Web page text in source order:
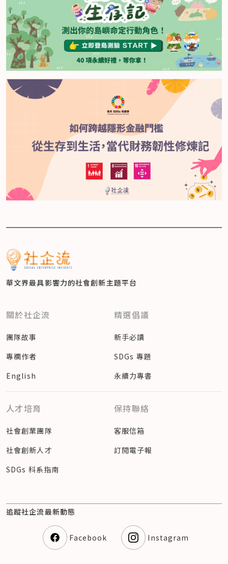
華文界最具影響力的社會創新主題平台
關於社企流
團隊故事
專欄作者
English
精選倡議
新手必讀
SDGs 專題
永續力專書
人才培育
社會創業團隊
社會創新人才
SDGs 科系指南
保持聯絡
客服信箱
訂閱電子報
追蹤社企流最新動態
Facebook Instagram